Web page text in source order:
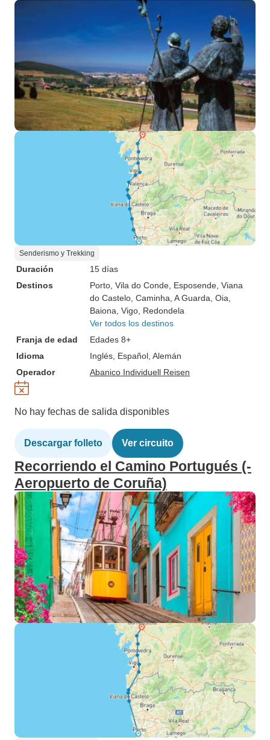
Senderismo y Trekking
Duración
15 días
Destinos
Porto , Vila do Conde , Esposende , Viana
do Castelo , Caminha , A Guarda , Oia
Baiona , Vigo , Redondela
Ver todos los destinos
Franja de edad
Edades 8+
Idioma
Inglés, Español, Alemán
Operador
Abanico Individuell Reisen
No hay fechas de salida disponibles
Descargar folleto Ver circuito
Recorriendo el Camino Portugués (-
Aeropuerto de Coruña)